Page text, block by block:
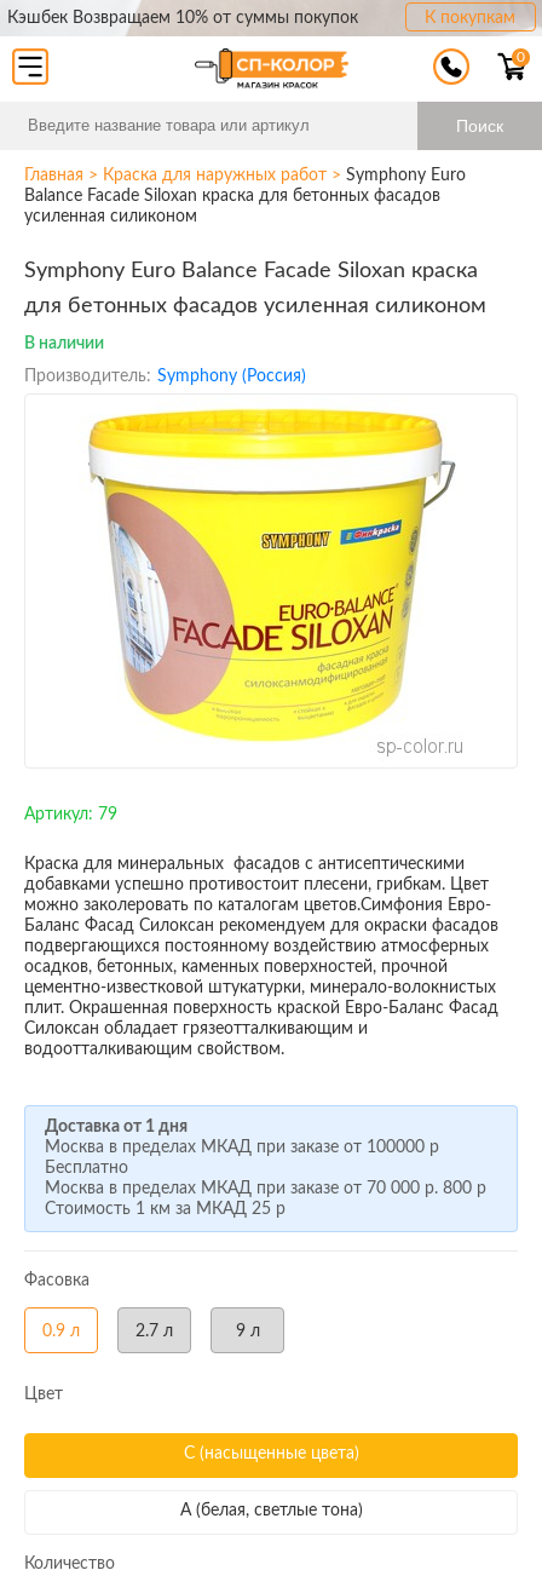
Кэшбек Возвращаем 10% от суммы покупок К покупкам
Поиск
0
Главная > Краска для наружных работ > Symphony Euro
Balance Facade Siloxan краска для бетонных фасадов
усиленная силиконом
Symphony Euro Balance Facade Siloxan краска
для бетонных фасадов усиленная силиконом
В наличии
Производитель: Symphony (Россия)
Артикул: 79
Краска для минеральных фасадов с антисептическими
добавками успешно противостоит плесени, грибкам. Цвет
можно заколеровать по каталогам цветов.Симфония Евро-
Баланс Фасад Силоксан рекомендуем для окраски фасадов
подвергающихся постоянному воздействию атмосферных
осадков, бетонных, каменных поверхностей, прочной
цементно-известковой штукатурки, минерало-волокнистых
плит. Окрашенная поверхность краской Евро-Баланс Фасад
Силоксан обладает грязеотталкивающим и
водоотталкивающим свойством.
Доставка от 1 дня
Москва в пределах МКАД при заказе от 100000 р
Бесплатно
Москва в пределах МКАД при заказе от 70 000 р. 800 р
Стоимость 1 км за МКАД 25 р
Фасовка
0.9 л 2.7 л 9 л
Цвет
C(насыщенные цвета)
A(белая, светлые тона)
Количество